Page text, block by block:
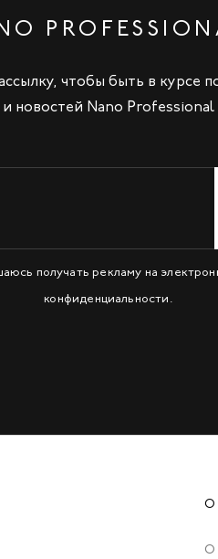
чтобы быть в курсе
и новостей Nano Professional
получать рекламу на
конфиденциальности.
О